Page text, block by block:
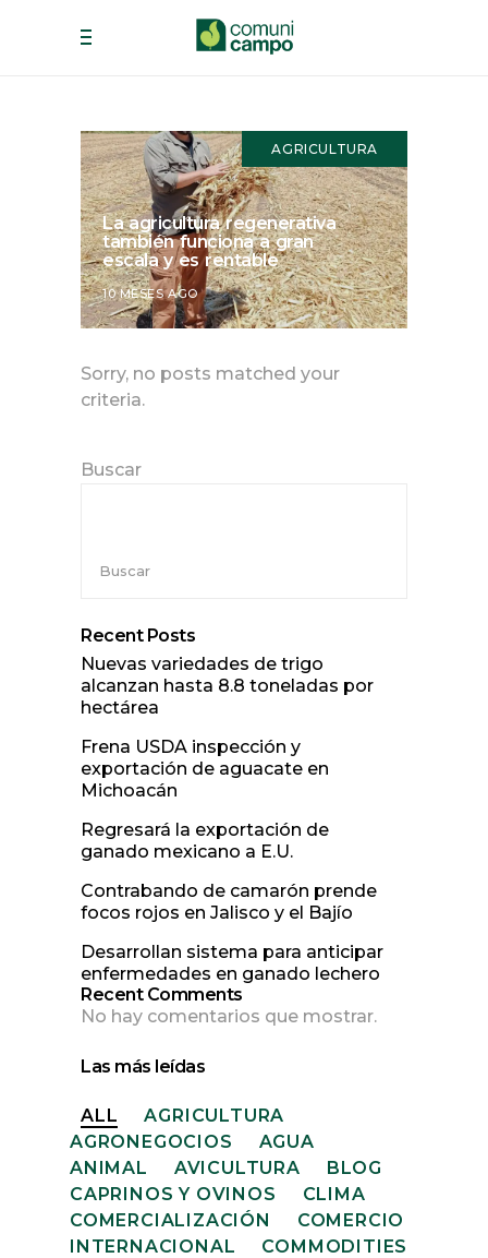
AGRICULTURA
La agricultura regenerativa
también funciona a gran
escala y es rentable
10 MESES AGO
Sorry, no posts matched your
criteria.
Buscar
Buscar
Recent Posts
Nuevas variedades de trigo
alcanzan hasta 8.8 toneladas por
hectárea
Frena USDA inspección y
exportación de aguacate en
Michoacán
Regresará la exportación de
ganado mexicano a E.U.
Contrabando de camarón prende
focos rojos en Jalisco y el Bajío
Desarrollan sistema para anticipar
enfermedades en ganado lechero
Recent Comments
No hay comentarios que mostrar.
Las más leídas
ALL
AGRICULTURA
AGRONEGOCIOS
AGUA
ANIMAL
AVICULTURA
BLOG
CAPRINOS Y OVINOS
CLIMA
COMERCIALIZACIÓN
COMERCIO
INTERNACIONAL
COMMODITIES